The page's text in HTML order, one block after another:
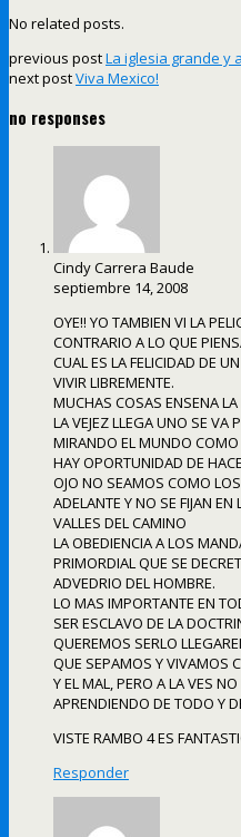
No related posts.
previous postLa iglesia grande y
next postViva Mexico!
no responses
Cindy Carrera Baude
septiembre 14, 2008
OYE!! YO TAMBIEN VI LA
CONTRARIO A LO QUE
CUAL ES LA FELICIDAD DE
VIVIR LIBREMENTE.
MUCHAS COSAS ENSENA
LA VEJEZ LLEGA UNO SE VA
MIRANDO EL MUNDO
HAY OPORTUNIDAD DE
OJO NO SEAMOS COMO
ADELANTE Y NO SE FIJAN
VALLES DEL CAMINO
LA OBEDIENCIA A LOS
PRIMORDIAL QUE SE
ADVEDRIO DEL HOMBRE.
LO MAS IMPORTANTE EN
SER ESCLAVO DE LA
QUEREMOS SERLO
QUE SEPAMOS Y VIVAMOS
Y EL MAL, PERO A LA VES
APRENDIENDO DE TODO Y
VISTE RAMBO 4 ES
Responder